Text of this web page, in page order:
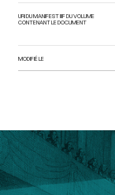
URI DU MANIFEST IIIF DU VOLUME
CONTENANT LE DOCUMENT
MODIFIÉ LE